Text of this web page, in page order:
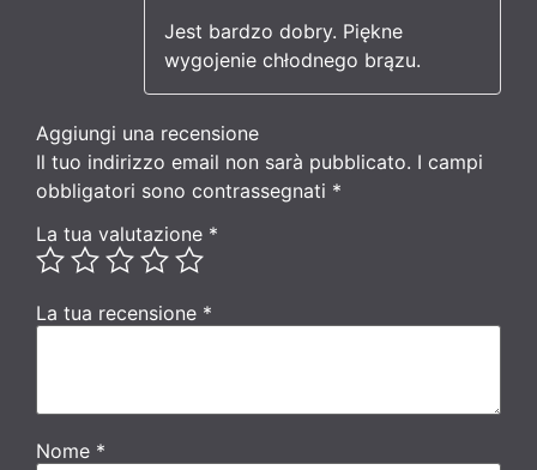
su 5
Jest bardzo dobry. Piękne
wygojenie chłodnego brązu.
Aggiungi una recensione
Il tuo indirizzo email non sarà pubblicato. I campi
obbligatori sono contrassegnati *
La tua valutazione *
La tua recensione *
Nome *